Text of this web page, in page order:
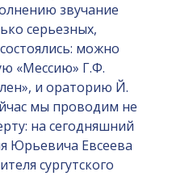
звучание
серьезных,
можно
«Мессию» Г.Ф.
и ораторию Й.
мы проводим не
на сегодняшний
Юрьевича Евсеева
сургутского